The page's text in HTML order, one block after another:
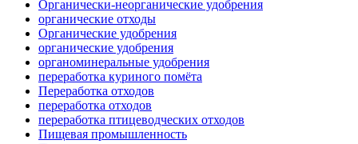
Органически-неорганические удобрения
органические отходы
Органические удобрения
органические удобрения
органоминеральные удобрения
переработка куриного помёта
Переработка отходов
переработка отходов
переработка птицеводческих отходов
Пищевая промышленность